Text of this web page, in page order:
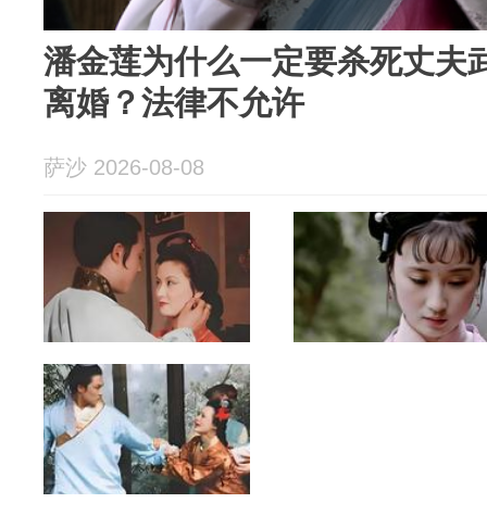
潘金莲为什么一定要杀死丈夫
离婚？法律不允许
萨沙 2026-08-08